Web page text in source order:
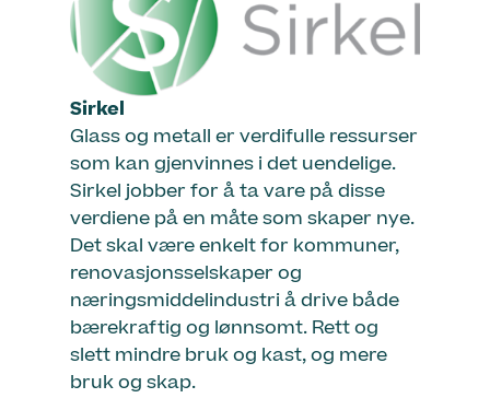
Sirkel
Glass og metall er verdifulle ressurser
som kan gjenvinnes i det uendelige.
Sirkel jobber for å ta vare på disse
verdiene på en måte som skaper nye.
Det skal være enkelt for kommuner,
renovasjonsselskaper og
næringsmiddelindustri å drive både
bærekraftig og lønnsomt. Rett og
slett mindre bruk og kast, og mere
bruk og skap.